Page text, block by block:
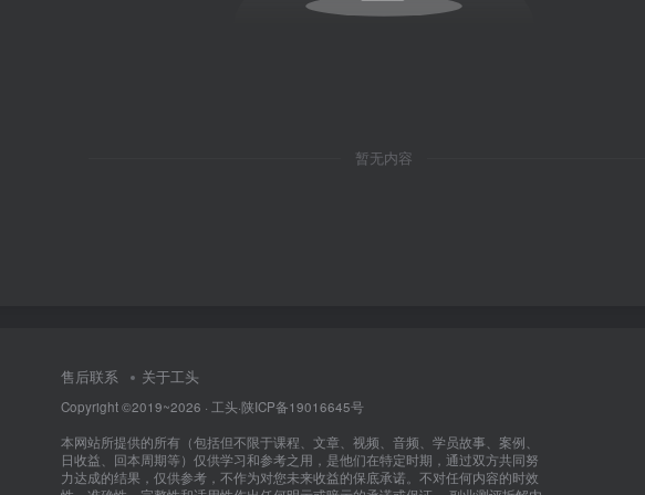
暂无内容
售后联系 关于工头
Copyright ©2019~2026 · 工头·陕ICP备19016645号
本网站所提供的所有（包括但不限于课程、文章、视频、音频、学员故事、案例、
日收益、回本周期等）仅供学习和参考之用，是他们在特定时期，通过双方共同努
力达成的结果，仅供参考，不作为对您未来收益的保底承诺。不对任何内容的时效